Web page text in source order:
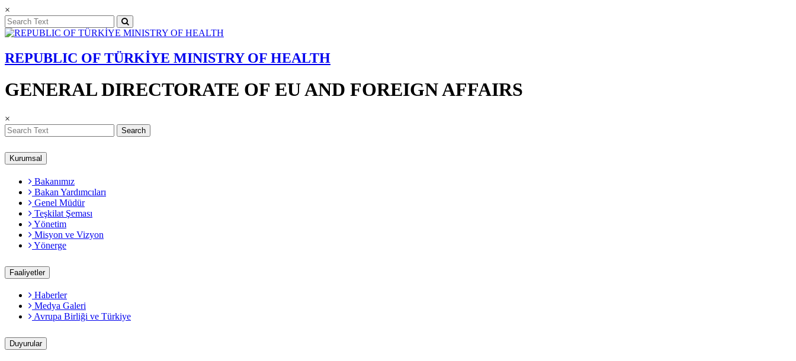
×
REPUBLIC OF TÜRKİYE MINISTRY OF HEALTH
GENERAL DIRECTORATE OF EU AND FOREIGN AFFAIRS
×
Search
Kurumsal
Bakanımız
Bakan Yardımcıları
Genel Müdür
Teşkilat Şeması
Yönetim
Misyon ve Vizyon
Yönerge
Faaliyetler
Haberler
Medya Galeri
Avrupa Birliği ve Türkiye
Duyurular